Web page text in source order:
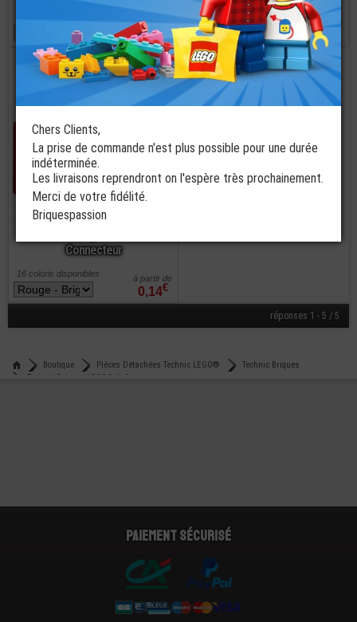
0,23€
à partir de
0,13 €
à partir de
17 coloris disponibles
LEGO® Technic
Brique 1x2 - 1
Connecteur
0,14€
à partir de
commander
16 coloris disponibles
réponses 1 - 5 / 5
Boutique Pièces Détachées Technic LEGO®
Technic Briques
Technic Briques LEGO® 1x2
Paiement sécurisé
Chers Clients,
La prise de commande n'est plus possible pour une durée
indéterminée.
Les livraisons reprendront on l'espère très prochainement.
Merci de votre fidélité.
Briquespassion